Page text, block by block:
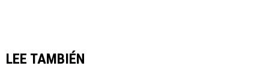
LEE TAMBIÉN